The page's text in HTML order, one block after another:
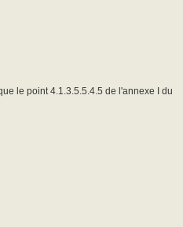
le point 4.1.3.5.5.4.5 de l'annexe I du